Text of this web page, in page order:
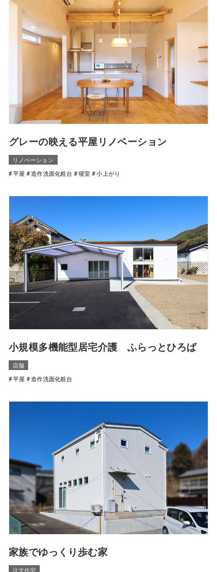
グレーの映える平屋リノベーション
リノベーション
平屋
造作洗面化粧台 寝室 小上がり
⼩規模多機能型居宅介護 ふらっとひろば
店舗
平屋
造作洗面化粧台
家族でゆっくり歩む家
注文住宅